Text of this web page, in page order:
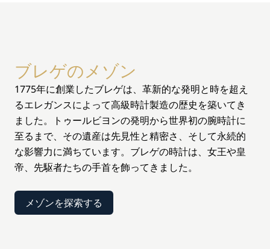
ブレゲのメゾン
1775年に創業したブレゲは、革新的な発明と時を超え
るエレガンスによって高級時計製造の歴史を築いてき
ました。トゥールビヨンの発明から世界初の腕時計に
至るまで、その遺産は先見性と精密さ、そして永続的
な影響力に満ちています。ブレゲの時計は、女王や皇
帝、先駆者たちの手首を飾ってきました。
メゾンを探索する